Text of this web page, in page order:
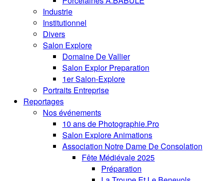
Industrie
Institutionnel
Divers
Salon Explore
Domaine De Vallier
Salon Explor Preparation
1er Salon-Explore
Portraits Entreprise
Reportages
Nos événements
10 ans de Photographie.Pro
Salon Explore Animations
Association Notre Dame De Consolation
Fête Médiévale 2025
Préparation